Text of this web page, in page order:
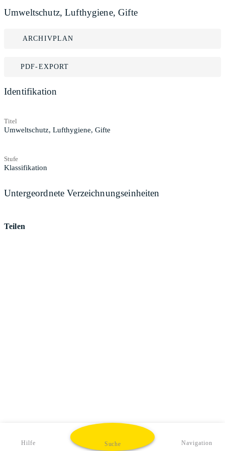
Umweltschutz, Lufthygiene, Gifte
ARCHIVPLAN
PDF-EXPORT
Identifikation
Titel
Umweltschutz, Lufthygiene, Gifte
Stufe
Klassifikation
Untergeordnete Verzeichnungseinheiten
Teilen
Hilfe Suche Navigation